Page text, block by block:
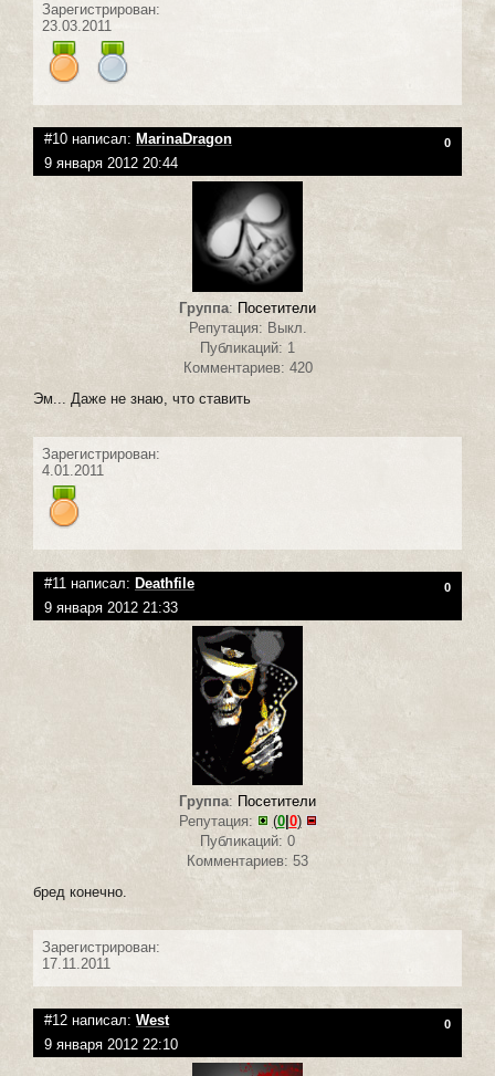
Зарегистрирован:
23.03.2011
#10 написал: MarinaDragon 0
9 января 2012 20:44
Группа: Посетители
Репутация: Выкл.
Публикаций: 1
Комментариев: 420
Эм... Даже не знаю, что ставить
Зарегистрирован:
4.01.2011
#11 написал: Deathfile 0
9 января 2012 21:33
Группа: Посетители
Репутация:
(0| 0)
Публикаций: 0
Комментариев: 53
бред конечно.
Зарегистрирован:
17.11.2011
#12 написал: West 0
9 января 2012 22:10